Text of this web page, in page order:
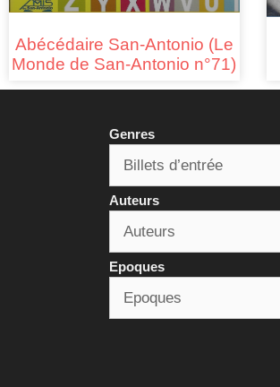
Abécédaire San-Antonio (Le
Monde de San-Antonio n°71)
Genres
Auteurs
Epoques